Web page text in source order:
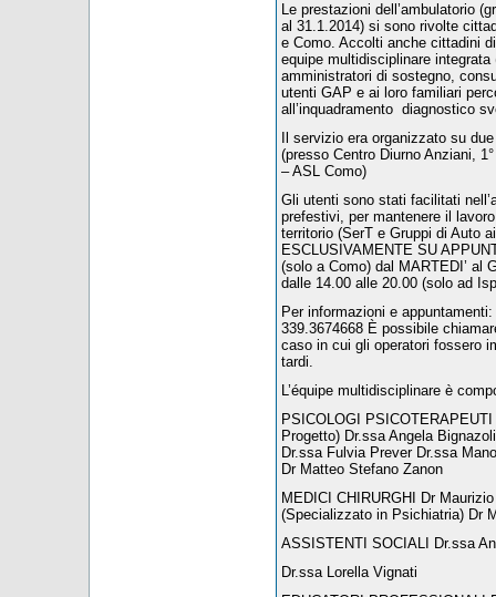
Le prestazioni dell’ambulatorio
al 31.1.2014) si sono rivolte
e Como. Accolti anche cittadini
equipe multidisciplinare
amministratori di sostegno,
utenti GAP e ai loro familiari
all’inquadramento diagnostico
Il servizio era organizzato su
(presso Centro Diurno Anziani,
– ASL Como)
Gli utenti sono stati facilitati
prefestivi, per mantenere il
territorio (SerT e Gruppi di Auto
ESCLUSIVAMENTE SU
(solo a Como) dal MARTEDI’ al
dalle 14.00 alle 20.00 (solo ad
Per informazioni e
339.3674668 È possibile
caso in cui gli operatori fossero
tardi.
L’équipe multidisciplinare è
PSICOLOGI
Progetto) Dr.ssa Angela
Dr.ssa Fulvia Prever Dr.ssa
Dr Matteo Stefano Zanon
MEDICI CHIRURGHI Dr
(Specializzato in Psichiatria) Dr
ASSISTENTI SOCIALI Dr.ssa
Dr.ssa Lorella Vignati